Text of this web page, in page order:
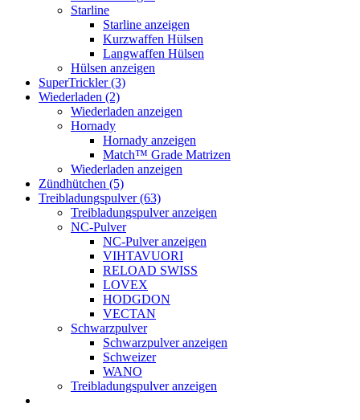
Starline
Starline anzeigen
Kurzwaffen Hülsen
Langwaffen Hülsen
Hülsen anzeigen
SuperTrickler (3)
Wiederladen (2)
Wiederladen anzeigen
Hornady
Hornady anzeigen
Match™ Grade Matrizen
Wiederladen anzeigen
Zündhütchen (5)
Treibladungspulver (63)
Treibladungspulver anzeigen
NC-Pulver
NC-Pulver anzeigen
VIHTAVUORI
RELOAD SWISS
LOVEX
HODGDON
VECTAN
Schwarzpulver
Schwarzpulver anzeigen
Schweizer
WANO
Treibladungspulver anzeigen